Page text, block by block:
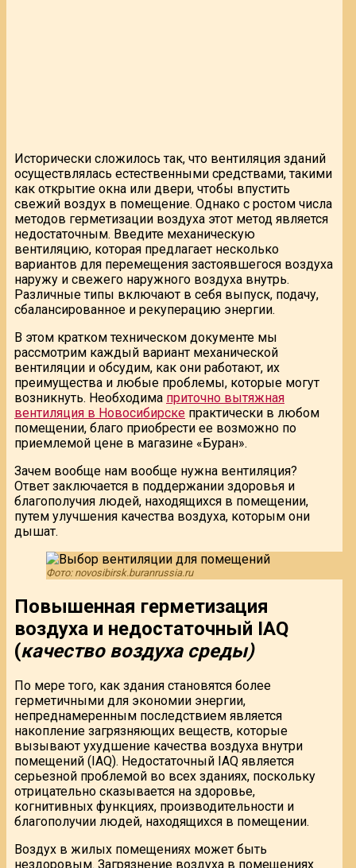
Исторически сложилось так, что вентиляция зданий
осуществлялась естественными средствами, такими
как открытие окна или двери, чтобы впустить
свежий воздух в помещение. Однако с ростом числа
методов герметизации воздуха этот метод является
недостаточным. Введите механическую
вентиляцию, которая предлагает несколько
вариантов для перемещения застоявшегося воздуха
наружу и свежего наружного воздуха внутрь.
Различные типы включают в себя выпуск, подачу,
сбалансированное и рекуперацию энергии.
В этом кратком техническом документе мы
рассмотрим каждый вариант механической
вентиляции и обсудим, как они работают, их
преимущества и любые проблемы, которые могут
возникнуть. Необходима приточно вытяжная
вентиляция в Новосибирске практически в любом
помещении, благо приобрести ее возможно по
приемлемой цене в магазине «Буран».
Зачем вообще нам вообще нужна вентиляция?
Ответ заключается в поддержании здоровья и
благополучия людей, находящихся в помещении,
путем улучшения качества воздуха, которым они
дышат.
Фото: novosibirsk.buranrussia.ru
Повышенная герметизация
воздуха и недостаточный IAQ
(качество воздуха среды)
По мере того, как здания становятся более
герметичными для экономии энергии,
непреднамеренным последствием является
накопление загрязняющих веществ, которые
вызывают ухудшение качества воздуха внутри
помещений (IAQ). Недостаточный IAQ является
серьезной проблемой во всех зданиях, поскольку
отрицательно сказывается на здоровье,
когнитивных функциях, производительности и
благополучии людей, находящихся в помещении.
Воздух в жилых помещениях может быть
нездоровым. Загрязнение воздуха в помещениях